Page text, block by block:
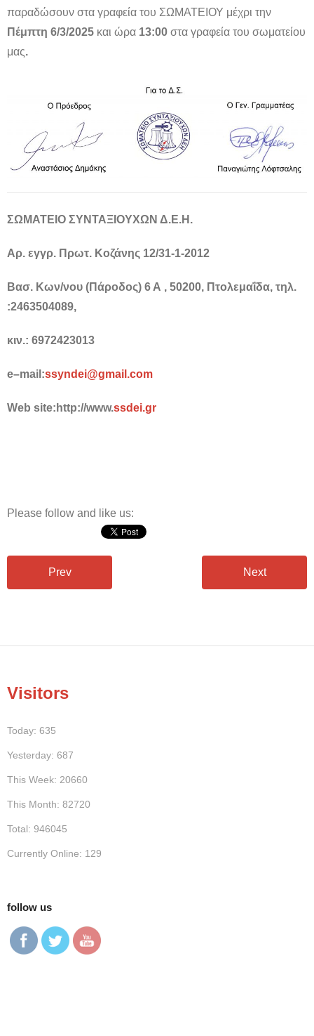
παραδώσουν στα γραφεία του ΣΩΜΑΤΕΙΟΥ μέχρι την
Πέμπτη 6/3/2025 και ώρα 13:00 στα γραφεία του σωματείου
μας.
ΣΩΜΑΤΕΙΟ ΣΥΝΤΑΞΙΟΥΧΩΝ Δ.Ε.Η.
Αρ. εγγρ. Πρωτ. Κοζάνης 12/31-1-2012
Βασ. Κων/νου (Πάροδος) 6 Α , 50200, Πτολεμαΐδα, τηλ.
:2463504089,
κιν.: 6972423013
e–mail :ssyndei@gmail .com
Web site: http://www.ssdei.gr
Please follow and like us:
Prev Next
Visitors
Today: 635
Yesterday: 687
This Week: 20660
This Month: 82720
Total: 946045
Currently Online: 129
follow us